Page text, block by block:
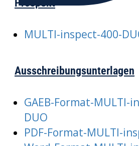
MULTI-inspect-400-
Ausschreibungsunterlagen
GAEB-Format-MULTI-
DUO
PDF-Format-MULTI-